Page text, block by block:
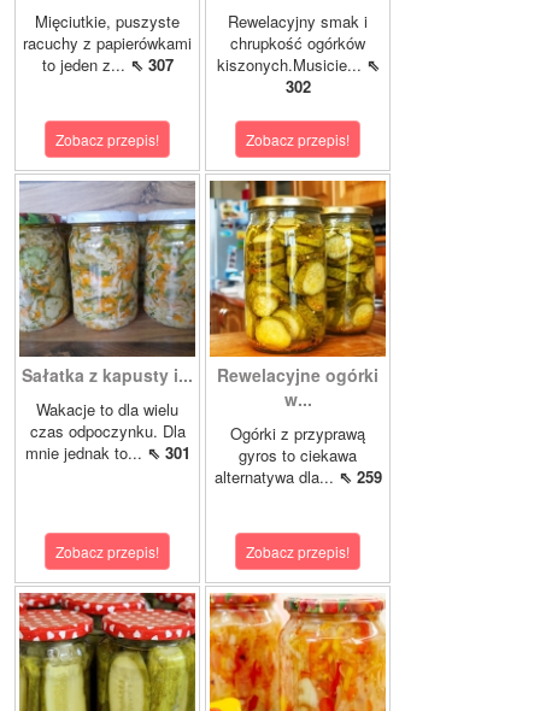
Mięciutkie, puszyste
racuchy z papierówkami
to jeden z... ⇖ 307
Zobacz przepis!
Rewelacyjny smak i
chrupkość ogórków
kiszonych.Musicie... ⇖
302
Zobacz przepis!
Sałatka z kapusty i...
Wakacje to dla wielu
czas odpoczynku. Dla
mnie jednak to... ⇖ 301
Zobacz przepis!
Rewelacyjne ogórki
w...
Ogórki z przyprawą
gyros to ciekawa
alternatywa dla... ⇖ 259
Zobacz przepis!